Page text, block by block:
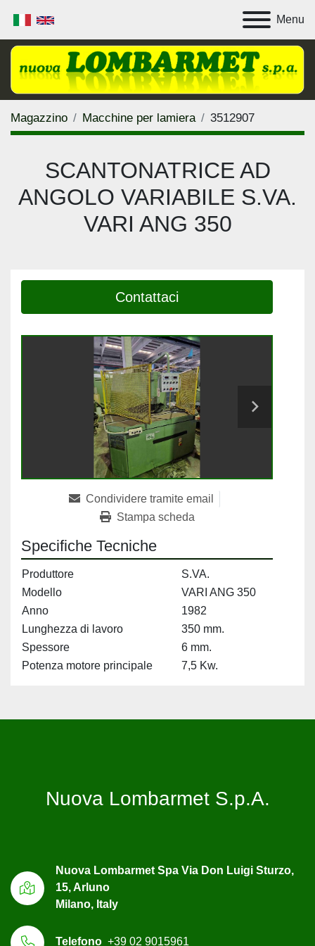
Menu
Magazzino Macchine per lamiera 3512907
SCANTONATRICE AD
ANGOLO VARIABILE S.VA.
VARI ANG 350
Contattaci
Condividere tramite email
Stampa scheda
Specifiche Tecniche
Produttore
S.VA.
Modello
VARI ANG 350
Anno
1982
Lunghezza di lavoro
350 mm.
Spessore
6 mm.
Potenza motore principale
7,5 Kw.
Nuova Lombarmet S.p.A.
Nuova Lombarmet Spa Via Don Luigi Sturzo,
15, Arluno
Milano, Italy
Telefono +39 02 9015961